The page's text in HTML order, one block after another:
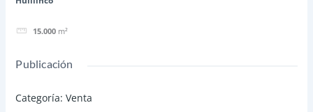
15.000 m²
Publicación
Categoría: Venta